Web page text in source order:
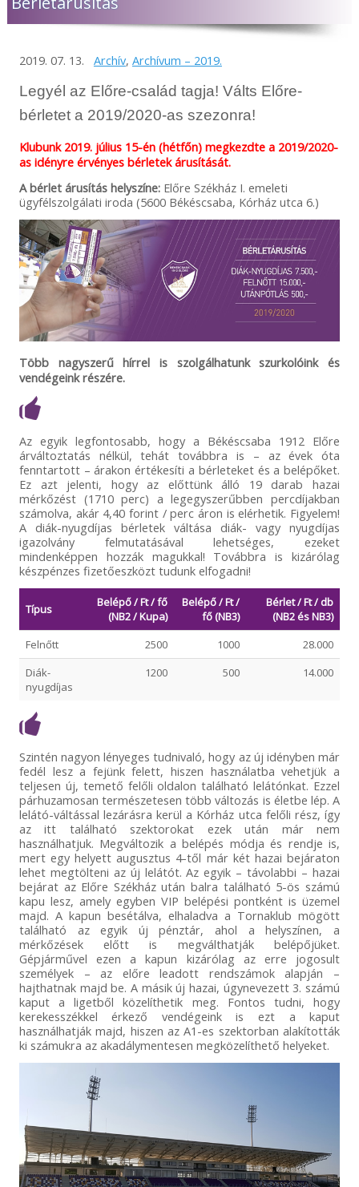
2019. 07. 13. Archív, Archívum – 2019.
Legyél az Előre-család tagja! Válts Előre-
bérletet a 2019/2020-as szezonra!
Klubunk 2019. július 15-én (hétfőn) megkezdte a 2019/2020-
as idényre érvényes bérletek árusítását.
A bérlet árusítás helyszíne:Előre Székház I. emeleti
ügyfélszolgálati iroda (5600 Békéscsaba, Kórház utca 6.)
Több nagyszerű hírrel is szolgálhatunk szurkolóink és
vendégeink részére.
Az egyik legfontosabb, hogy a Békéscsaba 1912 Előre
árváltoztatás nélkül, tehát továbbra is – az évek óta
fenntartott – árakon értékesíti a bérleteket és a belépőket.
Ez azt jelenti, hogy az előttünk álló 19 darab hazai
mérkőzést (1710 perc) a legegyszerűbben percdíjakban
számolva, akár 4,40 forint / perc áron is elérhetik. Figyelem!
A diák-nyugdíjas bérletek váltása diák- vagy nyugdíjas
igazolvány felmutatásával lehetséges, ezeket
mindenképpen hozzák magukkal! Továbbra is kizárólag
készpénzes fizetőeszközt tudunk elfogadni!
Típus
Belépő / Ft / fő
(NB2 / Kupa)
Belépő / Ft /
fő (NB3)
Bérlet / Ft / db
(NB2 és NB3)
Felnőtt
2500 1000
28.000
Diák-
nyugdíjas
1200 500 14.000
Szintén nagyon lényeges tudnivaló, hogy az új idényben már
fedél lesz a fejünk felett, hiszen használatba vehetjük a
teljesen új, temető felőli oldalon található lelátónkat. Ezzel
párhuzamosan természetesen több változás is életbe lép. A
lelátó-váltással lezárásra kerül a Kórház utca felőli rész, így
az itt található szektorokat ezek után már nem
használhatjuk. Megváltozik a belépés módja és rendje is,
mert egy helyett augusztus 4-től már két hazai bejáraton
lehet megtölteni az új lelátót. Az egyik – távolabbi – hazai
bejárat az Előre Székház után balra található 5-ös számú
kapu lesz, amely egyben VIP belépési pontként is üzemel
majd. A kapun besétálva, elhaladva a Tornaklub mögött
található az egyik új pénztár, ahol a helyszínen, a
mérkőzések előtt is megválthatják belépőjüket.
Gépjárművel ezen a kapun kizárólag az erre jogosult
személyek – az előre leadott rendszámok alapján –
hajthatnak majd be. A másik új hazai, úgynevezett 3. számú
kaput a ligetből közelíthetik meg. Fontos tudni, hogy
kerekesszékkel érkező vendégeink is ezt a kaput
használhatják majd, hiszen az A1-es szektorban alakították
ki számukra az akadálymentesen megközelíthető helyeket.